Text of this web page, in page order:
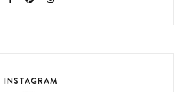
INSTAGRAM